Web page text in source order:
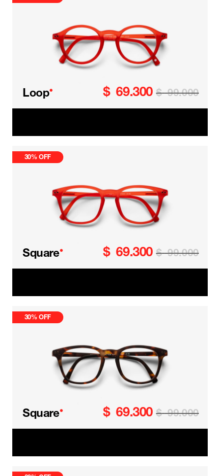
Loop• $ 69.300 $ 99.000
30% OFF
Square• $ 69.300 $ 99.000
30% OFF
Square• $ 69.300 $ 99.000